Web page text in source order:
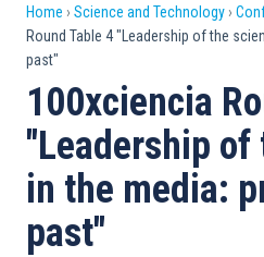
Breadcrumb
Home Science and Technology
Round Table 4 "Leadership of the
past"
100xciencia
"Leadership of
in the media:
past"